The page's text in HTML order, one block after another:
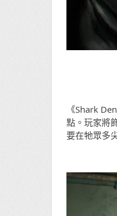
《Shark
點。玩家將
要在牠眾多